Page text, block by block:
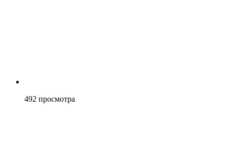
492 просмотра